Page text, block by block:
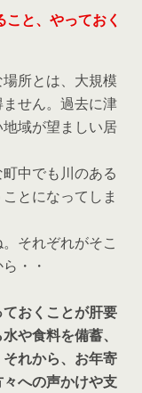
と、やっておく
所とは、大規模
せん。過去に津
域が望ましい居
中でも川のある
とになってしま
それぞれがそこ
・・
おくことが肝要
や食料を備蓄、
れから、お年寄
への声かけや支